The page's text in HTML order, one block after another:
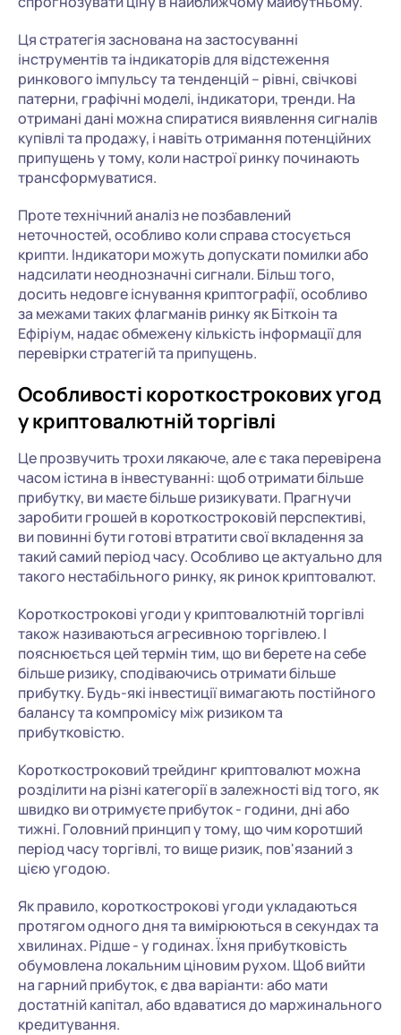
Ця стратегія заснована на застосуванні
інструментів та індикаторів для відстеження
ринкового імпульсу та тенденцій – рівні, свічкові
патерни, графічні моделі, індикатори, тренди. На
отримані дані можна спиратися виявлення сигналів
купівлі та продажу, і навіть отримання потенційних
припущень у тому, коли настрої ринку починають
трансформуватися.
Проте технічний аналіз не позбавлений
неточностей, особливо коли справа стосується
крипти. Індикатори можуть допускати помилки або
надсилати неоднозначні сигнали. Більш того,
досить недовге існування криптографії, особливо
за межами таких флагманів ринку як Біткоін та
Ефіріум, надає обмежену кількість інформації для
перевірки стратегій та припущень.
Особливості короткострокових угод
у криптовалютній торгівлі
Це прозвучить трохи лякаюче, але є така перевірена
часом істина в інвестуванні: щоб отримати більше
прибутку, ви маєте більше ризикувати. Прагнучи
заробити грошей в короткостроковій перспективі,
ви повинні бути готові втратити свої вкладення за
такий самий період часу. Особливо це актуально для
такого нестабільного ринку, як ринок криптовалют.
Короткострокові угоди у криптовалютній торгівлі
також називаються агресивною торгівлею. І
пояснюється цей термін тим, що ви берете на себе
більше ризику, сподіваючись отримати більше
прибутку. Будь-які інвестиції вимагають постійного
балансу та компромісу між ризиком та
прибутковістю.
Короткостроковий трейдинг криптовалют можна
розділити на різні категорії в залежності від того, як
швидко ви отримуєте прибуток - години, дні або
тижні. Головний принцип у тому, що чим коротший
період часу торгівлі, то вище ризик, пов'язаний з
цією угодою.
Як правило, короткострокові угоди укладаються
протягом одного дня та вимірюються в секундах та
хвилинах. Рідше - у годинах. Їхня прибутковість
обумовлена локальним ціновим рухом. Щоб вийти
на гарний прибуток, є два варіанти: або мати
достатній капітал, або вдаватися до маржинального
кредитування.